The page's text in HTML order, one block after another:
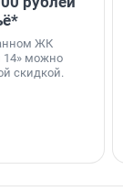
ЖК
14» можно
скидкой.